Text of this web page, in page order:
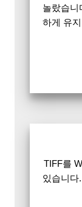
놀랐습니
하게 유
TIFF를
있습니다